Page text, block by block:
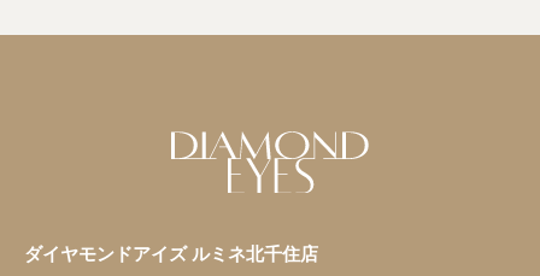
ダイヤモンドアイズ ルミネ北千住店